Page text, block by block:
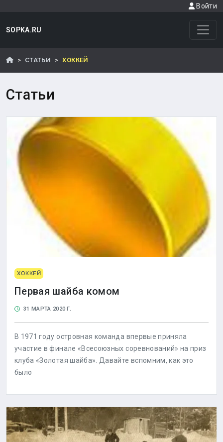
Войти
SOPKA.RU
СТАТЬИ ХОККЕЙ
Статьи
ХОККЕЙ
Первая шайба комом
31 МАРТА 2020 Г.
В 1971 году островная команда впервые приняла
участие в финале «Всесоюзных соревнований» на приз
клуба «Золотая шайба». Давайте вспомним, как это
было